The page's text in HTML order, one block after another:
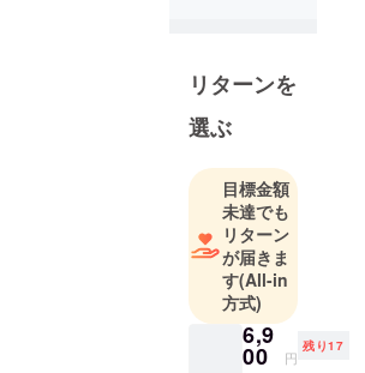
リターンを
選ぶ
目標金額
未達でも
リターン
が届きま
す(All-in
方式)
6,9
00 円
残り17